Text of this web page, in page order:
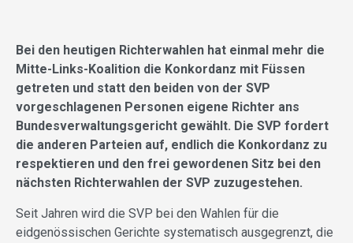
Bei den heutigen Richterwahlen hat einmal mehr die
Mitte-Links-Koalition die Konkordanz mit Füssen
getreten und statt den beiden von der SVP
vorgeschlagenen Personen eigene Richter ans
Bundesverwaltungsgericht gewählt. Die SVP fordert
die anderen Parteien auf, endlich die Konkordanz zu
respektieren und den frei gewordenen Sitz bei den
nächsten Richterwahlen der SVP zuzugestehen.
Seit Jahren wird die SVP bei den Wahlen für die
eidgenössischen Gerichte systematisch ausgegrenzt, die